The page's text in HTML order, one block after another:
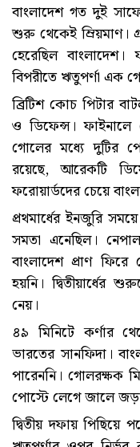
বাংলাদেশ গত দুই
শুরু থেকেই ম্রিয়মাণ।
হেরেছিল
বিপরীতে ঋতুপর্ণা এক
ব্রিটিশ কোচ পিটার
ও ডিফেন্স। ফাইনালে
গোলের মধ্যে দুটির
রয়েছে, আরেকটি
ফরোয়ার্ডদের চেয়ে
প্রথমার্ধের ইনজুরি
সমতা এনেছিল।
বাংলাদেশ প্রাণ
হয়নি। দ্বিতীয়ার্ধের
নেয়।
৪৯ মিনিটে কর্ণার
ভারতের সানফিদা।
পারেননি। গোলরক্ষক
পোস্টে লেগে জালে
দ্বিতীয় দফায় পিছিয়ে